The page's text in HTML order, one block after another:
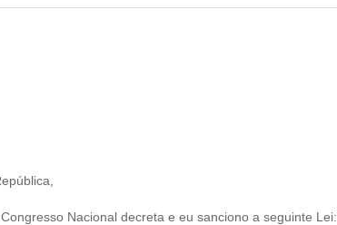
Nacional decreta e eu sanciono a seguinte Lei: